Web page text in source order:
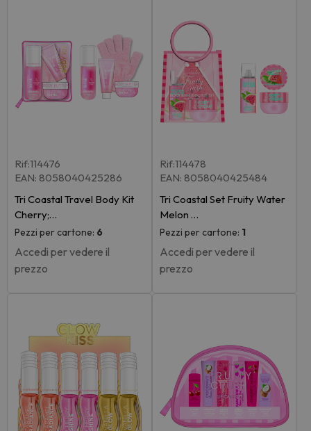
Rif:114476
EAN: 8058040425286
Tri Coastal Travel Body Kit
Cherry;…
Pezzi per cartone: 6
Accedi per vedere il
prezzo
Rif:114478
EAN: 8058040425484
Tri Coastal Set Fruity Water
Melon …
Pezzi per cartone: 1
Accedi per vedere il
prezzo